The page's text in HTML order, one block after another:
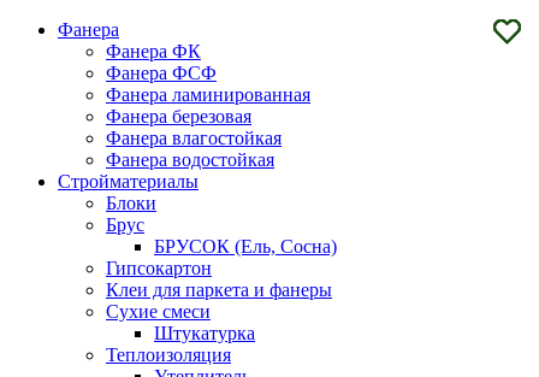
Фанера
Фанера ФК
Фанера ФСФ
Фанера ламинированная
Фанера березовая
Фанера влагостойкая
Фанера водостойкая
Стройматериалы
Блоки
Брус
БРУСОК (Ель, Сосна)
Гипсокартон
Клеи для паркета и фанеры
Сухие смеси
Штукатурка
Теплоизоляция